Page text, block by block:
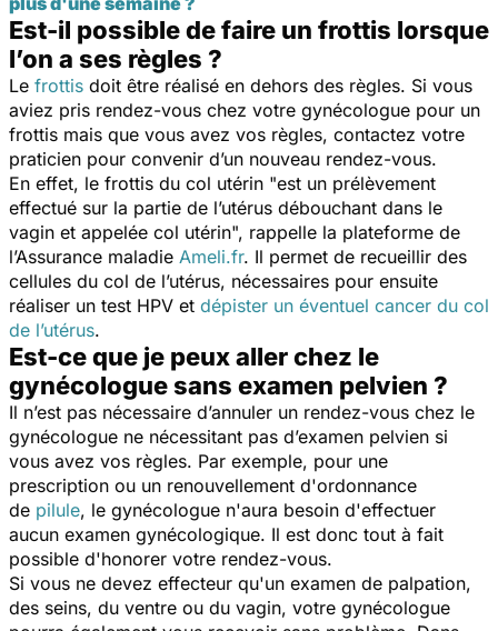
Est-il possible de faire un frottis lorsque
l’on a ses règles ?
Le frottis doit être réalisé en dehors des règles. Si vous
aviez pris rendez-vous chez votre gynécologue pour un
frottis mais que vous avez vos règles, contactez votre
praticien pour convenir d’un nouveau rendez-vous.
En effet, le frottis du col utérin "est un prélèvement
effectué sur la partie de l’utérus débouchant dans le
vagin et appelée col utérin", rappelle la plateforme de
l’Assurance maladie Ameli.fr. Il permet de recueillir des
cellules du col de l’utérus, nécessaires pour ensuite
réaliser un test HPV et dépister un éventuel cancer du col
de l’utérus.
Est-ce que je peux aller chez le
gynécologue sans examen pelvien ?
Il n’est pas nécessaire d’annuler un rendez-vous chez le
gynécologue ne nécessitant pas d’examen pelvien si
vous avez vos règles. Par exemple, pour une
prescription ou un renouvellement d'ordonnance
de pilule, le gynécologue n'aura besoin d'effectuer
aucun examen gynécologique. Il est donc tout à fait
possible d'honorer votre rendez-vous.
Si vous ne devez effecteur qu'un examen de palpation,
des seins, du ventre ou du vagin, votre gynécologue